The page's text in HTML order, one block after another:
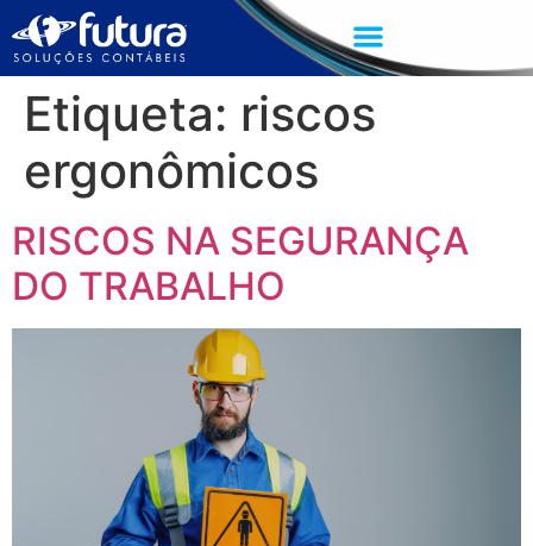
Etiqueta: riscos
ergonômicos
RISCOS NA SEGURANÇA
DO TRABALHO